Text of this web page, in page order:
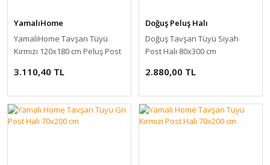
YamalıHome
YamalıHome Tavşan Tüyü
Kırmızı 120x180 cm Peluş Post
3.110,40 TL
Doğuş Peluş Halı
Doğuş Tavşan Tüyü Siyah
Post Halı 80x300 cm
2.880,00 TL